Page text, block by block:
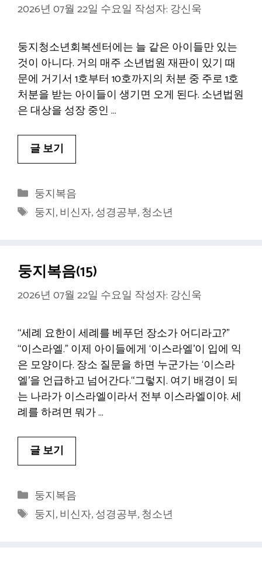
2026년 07월 22일 수요일 작성자: 강신욱
둥지청소년회복센터에는 늘 같은 아이들만 있는
것이 아니다. 거의 매주 소년법원 재판이 있기 때
문에 거기서 1호부터 10호까지의 처분 중 주로 1호
처분을 받는 아이들이 생기면 오게 된다. 소년법원
은 대상을 성장 중인 …
글 보기
카
테
고
둥지복음
태
둥지,비신자,성경공부,청소년
둥지복음(15)
2026년 07월 22일 수요일 작성자: 강신욱
“세례 요한이 세례를 베푸던 장소가 어디라고?”
“이스라엘.” 이제 아이들에게 ‘이스라엘’이 입에 익
은 모양이다. 장소 질문을 하면 누군가는 ‘이스라
엘’을 언급하고 넘어간다.“그렇지. 여기 배경이 되
는 나라가 이스라엘이라서 전부 이스라엘이야. 세
례를 하려면 뭐가 …
글 보기
카
테
고
둥지복음
태
둥지,비신자,성경공부,청소년